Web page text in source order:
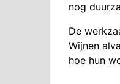
nog
De
Wijnen
hoe hun